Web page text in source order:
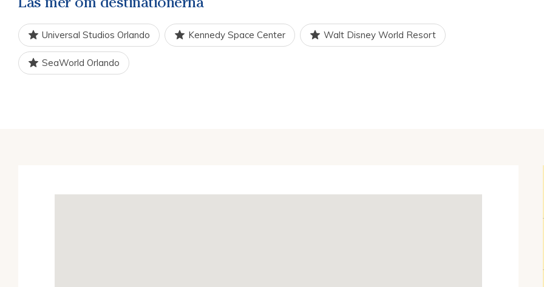
Släpp loss påUniversal Studios City Walk
med underhållning eller hos Disney Springs, det finns något för alla i Orlando.
Det bästa med allt detta är inte hur fantastiska attraktionerna är, utan att de
vänder sig till alla människor. Unga, gamla, familjer, par eller resenärer på egen
Universal Studios Orlando Kennedy Space Center Walt Disney World Resort
SeaWorld Orlando